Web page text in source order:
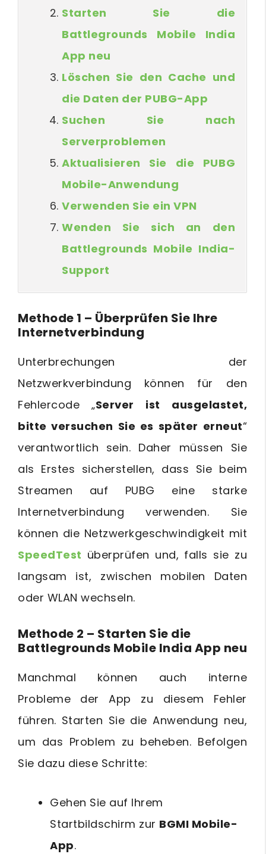
Starten Sie die
Battlegrounds Mobile India
App neu
Löschen Sie den Cache und
die Daten der PUBG-App
Suchen Sie nach
Serverproblemen
Aktualisieren Sie die PUBG
Mobile-Anwendung
Verwenden Sie ein VPN
Wenden Sie sich an den
Battlegrounds Mobile India-
Support
Methode 1 – Überprüfen Sie Ihre
Internetverbindung
Unterbrechungen der
Netzwerkverbindung können für den
Fehlercode „Server ist ausgelastet,
bitte versuchen Sie es später erneut“
verantwortlich sein. Daher müssen Sie
als Erstes sicherstellen, dass Sie beim
Streamen auf PUBG eine starke
Internetverbindung verwenden. Sie
können die Netzwerkgeschwindigkeit mit
SpeedTest überprüfen und, falls sie zu
langsam ist, zwischen mobilen Daten
oder WLAN wechseln.
Methode 2 – Starten Sie die
Battlegrounds Mobile India App neu
Manchmal können auch interne
Probleme der App zu diesem Fehler
führen. Starten Sie die Anwendung neu,
um das Problem zu beheben. Befolgen
Sie dazu diese Schritte:
Gehen Sie auf Ihrem
Startbildschirm zur BGMI Mobile-
App.